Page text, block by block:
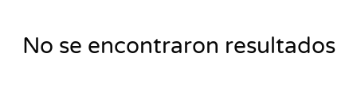
No se encontraron resultados